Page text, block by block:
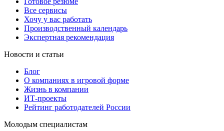
Все сервисы
Хочу у вас работать
Производственный календарь
Экспертная рекомендация
Новости и статьи
Блог
О компаниях в игровой форме
Жизнь в компании
ИТ-проекты
Рейтинг работодателей России
Молодым специалистам